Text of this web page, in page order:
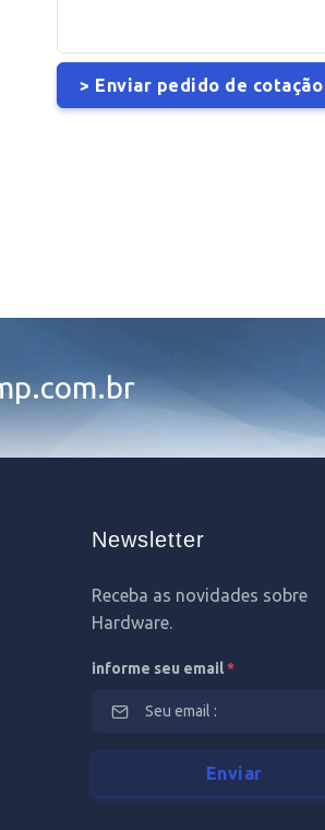
Newsletter
Receba as novidades sobre
Hardware.
informe seu email*